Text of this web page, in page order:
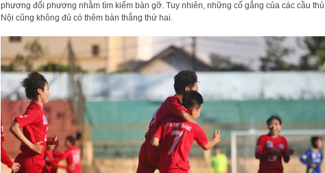
phương đối phương nhằm tìm kiếm bàn gỡ. Tuy nhiên, những cố gắng của các cầu
Nội cũng không đủ có thêm bàn thắng thứ hai.